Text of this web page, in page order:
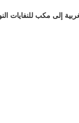
إلى مكب للنفايات